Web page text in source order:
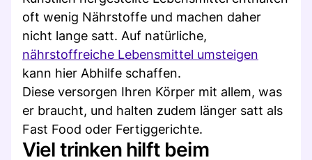
oft wenig Nährstoffe und machen daher
nicht lange satt. Auf natürliche,
nährstoffreiche Lebensmittel umsteigen
kann hier Abhilfe schaffen.
Diese versorgen Ihren Körper mit allem, was
er braucht, und halten zudem länger satt als
Fast Food oder Fertiggerichte.
Viel trinken hilft beim